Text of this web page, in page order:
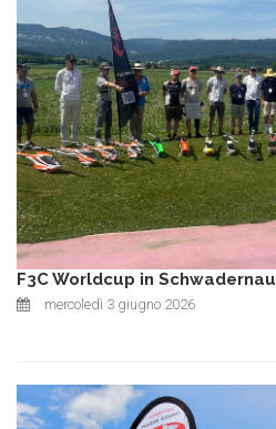
F3C Worldcup in Schwadernau
mercoledì 3 giugno 2026